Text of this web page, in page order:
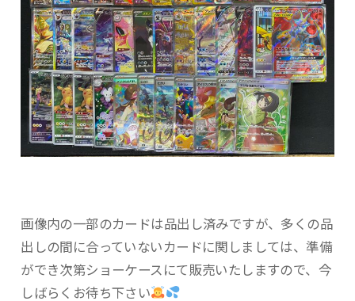
画像内の一部のカードは品出し済みですが、多くの品
出しの間に合っていないカードに関しましては、準備
ができ次第ショーケースにて販売いたしますので、今
しばらくお待ち下さい